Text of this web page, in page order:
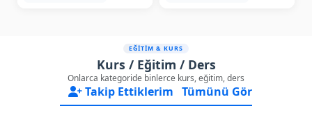
EĞİTİM & KURS
Kurs / Eğitim / Ders
Onlarca kategoride binlerce kurs, eğitim, ders
Takip Ettiklerim Tümünü Gör